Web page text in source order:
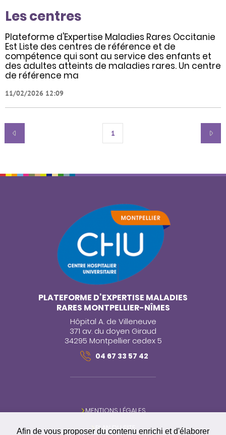
Afin de vous proposer du contenu enrichi et d'élaborer
Les centres
Plateforme d'Expertise Maladies Rares Occitanie
Est Liste des centres de référence et de
compétence qui sont au service des enfants et
des adultes atteints de maladies rares. Un centre
de référence ma
11/02/2026 12:09
1
PLATEFORME D’EXPERTISE MALADIES
RARES MONTPELLIER-NÎMES
Hôpital A. de Villeneuve
371 av. du doyen Giraud
34295 Montpellier cedex 5
04 67 33 57 42
MENTIONS LÉGALES
PLAN DU SITE